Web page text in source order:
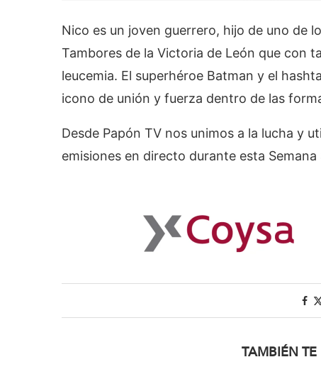
Nico es un joven guerrero, hijo de uno de
Tambores de la Victoria de León que con
leucemia. El superhéroe Batman y el
icono de unión y fuerza dentro de las
Desde Papón TV nos unimos a la lucha y
emisiones en directo durante esta
TAMBIÉN TE